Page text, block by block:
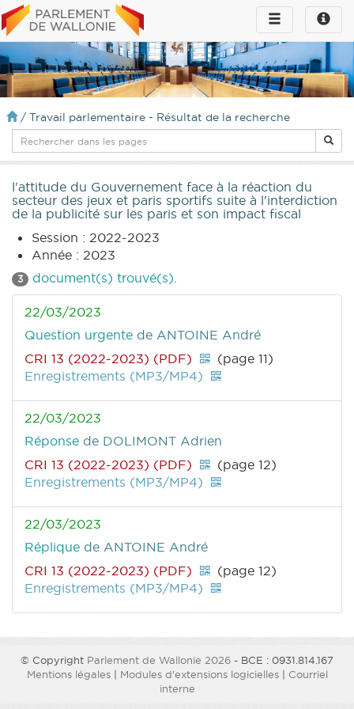
Toggle
infos
Toggle
navigation
/ Travail parlementaire - Résultat de la recherche
l'attitude du Gouvernement face à la réaction du
secteur des jeux et paris sportifs suite à l'interdiction
de la publicité sur les paris et son impact fiscal
Session : 2022-2023
Année : 2023
3 document(s) trouvé(s).
22/03/2023
Question urgente de ANTOINE André
CRI 13 (2022-2023) (PDF)
(page 11)
Enregistrements (MP3/MP4)
22/03/2023
Réponse de DOLIMONT Adrien
CRI 13 (2022-2023) (PDF)
(page 12)
Enregistrements (MP3/MP4)
22/03/2023
Réplique de ANTOINE André
CRI 13 (2022-2023) (PDF)
(page 12)
Enregistrements (MP3/MP4)
© Copyright Parlement de Wallonie 2026 - BCE : 0931.814.167
Mentions légales| Modules d'extensions logicielles| Courriel
interne